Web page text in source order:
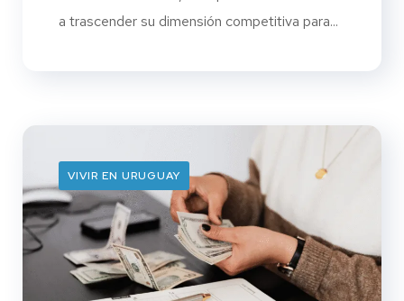
a trascender su dimensión competitiva para...
VIVIR EN URUGUAY